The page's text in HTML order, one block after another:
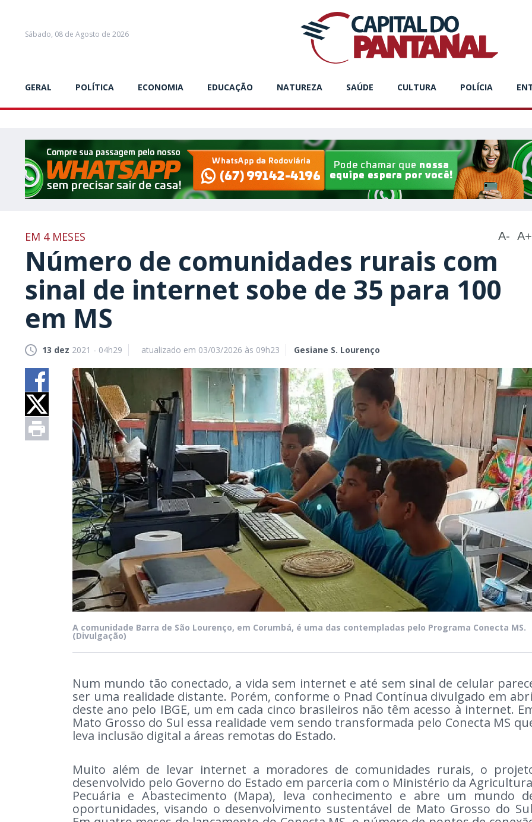
Sábado, 08 de Agosto de 2026
GERAL POLÍTICA ECONOMIA EDUCAÇÃO NATUREZA SAÚDE CULTURA POLÍCIA
EM 4 MESES A- A+
Número de comunidades rurais com
sinal de internet sobe de 35 para 100
em MS
13 dez 2021 - 04h29 atualizado em 03/03/2026 às 09h23 Gesiane S. Lourenço
A comunidade Barra de São Lourenço, em Corumbá, é uma das contempladas pelo Programa Conecta MS.
(Divulgação)
Num mundo tão conectado, a vida sem internet e até sem sinal de celular
ser uma realidade distante. Porém, conforme o Pnad Contínua divulgado em
deste ano pelo IBGE, um em cada cinco brasileiros não têm acesso à internet.
Mato Grosso do Sul essa realidade vem sendo transformada pelo Conecta MS
leva inclusão digital a áreas remotas do Estado.
Muito além de levar internet a moradores de comunidades rurais, o
desenvolvido pelo Governo do Estado em parceria com o Ministério da
Pecuária e Abastecimento (Mapa), leva conhecimento e abre um mundo
oportunidades, visando o desenvolvimento sustentável de Mato Grosso do